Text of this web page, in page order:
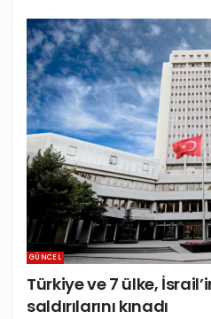
GÜNCEL
Türkiye ve 7 ülke,
saldırılarını kınadı